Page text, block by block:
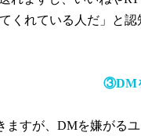
くれている人だ」と
③DM
ますが、DMを嫌がる